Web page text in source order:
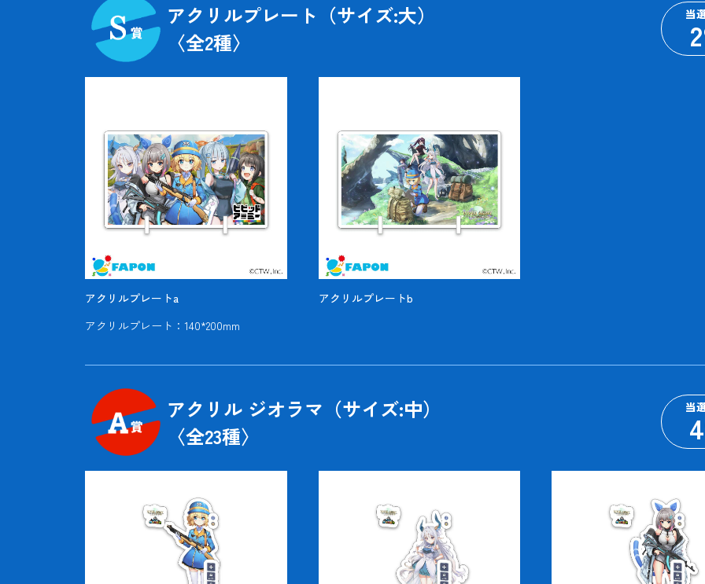
アクリルプレート（サイズ:大）
〈全2種〉
当
2
アクリルプレートa
アクリルプレートb
アクリルプレート：140*200mm
アクリル ジオラマ（サイズ:中）
〈全23種〉
当
4